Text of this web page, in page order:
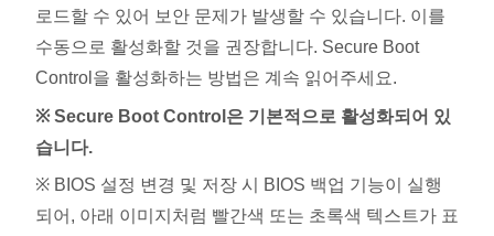
로드할 수 있어 보안 문제가 발생할 수 있습니다. 이를
수동으로 활성화할 것을 권장합니다. Secure Boot
Control을 활성화하는 방법은 계속 읽어주세요.
※ Secure Boot Control은 기본적으로 활성화되어 있
습니다.
※ BIOS 설정 변경 및 저장 시 BIOS 백업 기능이 실행
되어, 아래 이미지처럼 빨간색 또는 초록색 텍스트가 표